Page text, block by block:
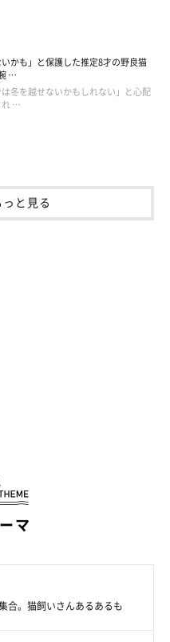
#スコティッシュフォー
& 4catsさん(@zoubrothers)がシェアした投稿 -
ャンズたちなのでした♪ 2
ますね(*´ω`*)
いかも」と保護した推定8才の野良猫
…
は冬を越せないかもしれない」と心配
れ …
と見る
マ
合。猫飼いさんあるあるも